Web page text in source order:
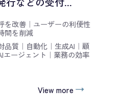
を改善｜ ユーザーの利便性
間を削減
品質｜ 自動化｜ 生成AI ｜ 顧
エージェント ｜ 業務の効率
View more